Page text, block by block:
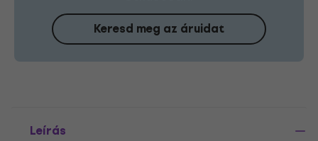
Keresd meg az áruidat
Leírás